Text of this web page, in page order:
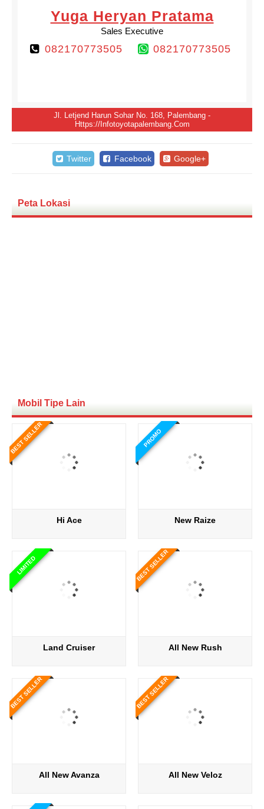
Yuga Heryan Pratama
Sales Executive
082170773505 082170773505
Jl. Letjend Harun Sohar No. 168, Palembang -
Https://infotoyotapalembang.com
Twitter Facebook Google+
Peta Lokasi
Mobil Tipe Lain
BEST SELLER
Hi Ace
PROMO
New Raize
LIMITED
Land Cruiser
BEST SELLER
All New Rush
BEST SELLER
All New Avanza
BEST SELLER
All New Veloz